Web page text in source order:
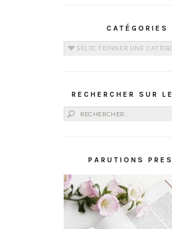
CATÉGORIES
Catégories
RECHERCHER SUR
Rechercher :
PARUTIONS